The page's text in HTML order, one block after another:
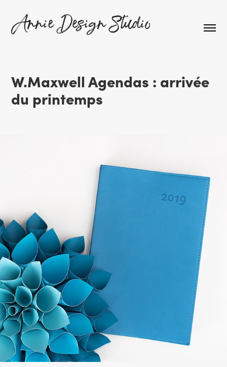
W.Maxwell Agendas : arrivée
du printemps